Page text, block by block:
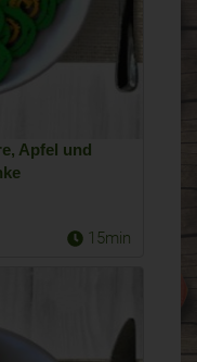
Apfel und
15min